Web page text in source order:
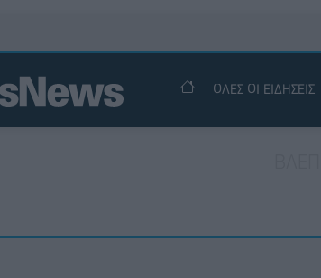
ΟΛΕΣ ΟΙ ΕΙΔΗΣΕΙΣ